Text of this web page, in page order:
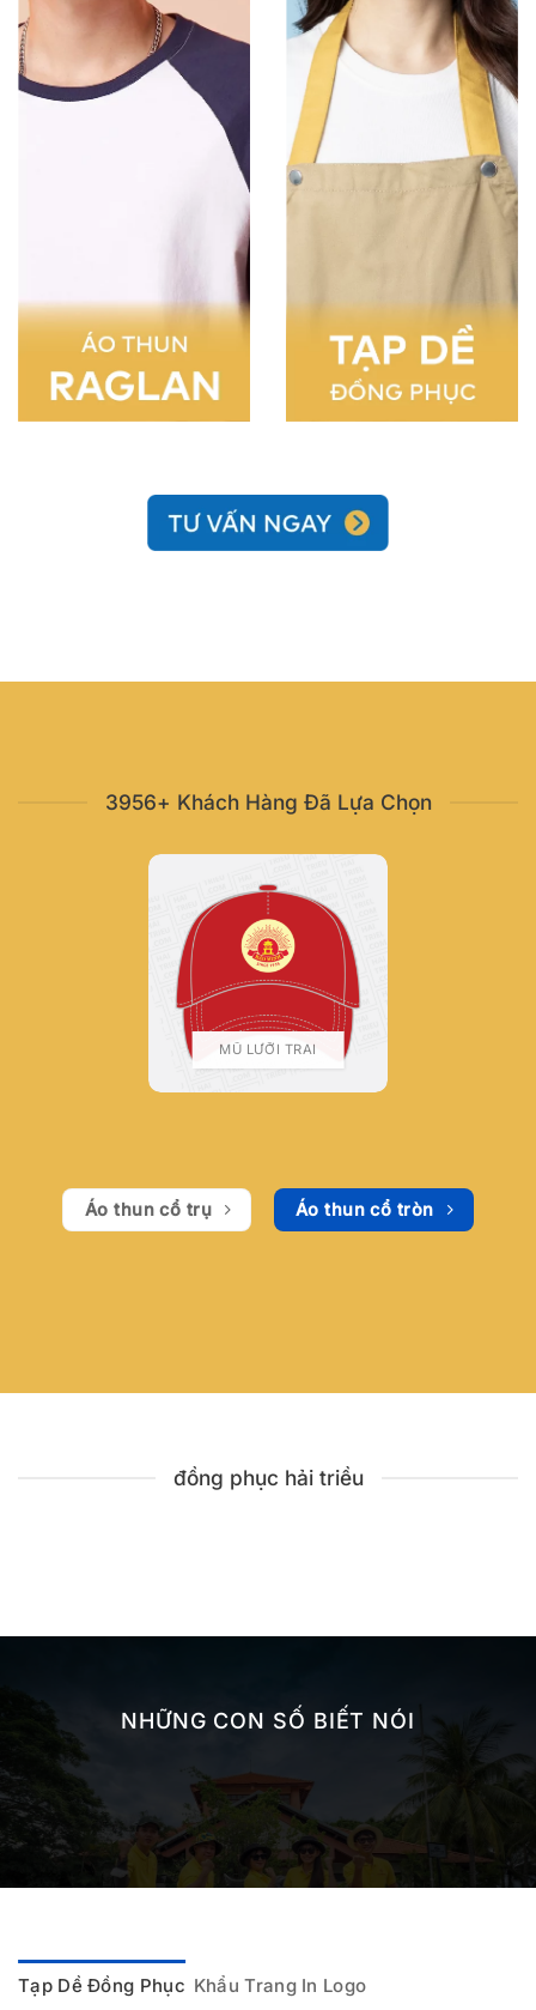
3956+ Khách Hàng Đã Lựa Chọn
MŨ LƯỠI TRAI
Áo thun cổ trụ Áo thun cổ tròn
đồng phục hải triều
NHỮNG CON SỐ BIẾT NÓI
Tạp Dề Đồng Phục Khẩu Trang In Logo